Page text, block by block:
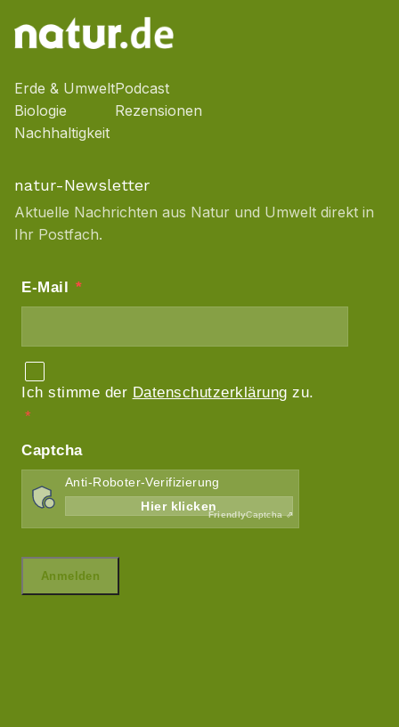
Erde & Umwelt
Biologie
Nachhaltigkeit
Podcast
Rezensionen
natur-Newsletter
Aktuelle Nachrichten aus Natur und Umwelt direkt in
Ihr Postfach.